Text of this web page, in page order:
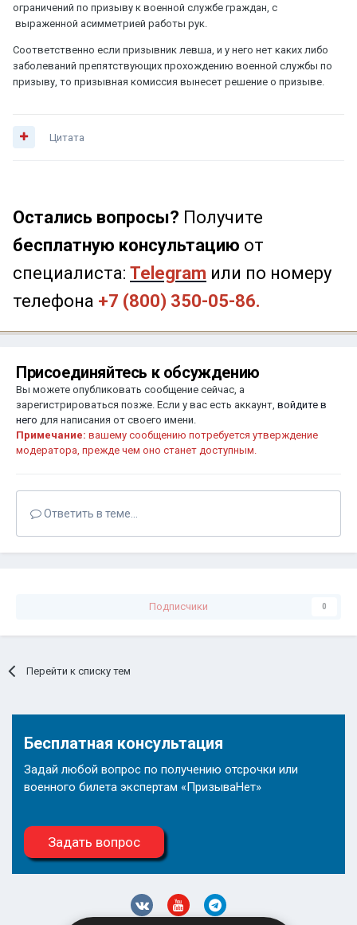
ограничений по призыву к военной службе граждан, с
выраженной асимметрией работы рук.
Соответственно если призывник левша, и у него нет каких либо
заболеваний препятствующих прохождению военной службы по
призыву, то призывная комиссия вынесет решение о призыве.
Цитата
Остались вопросы? Получите
бесплатную консультацию от
специалиста: Telegram или по номеру
телефона +7 (800) 350-05-86.
Присоединяйтесь к обсуждению
Вы можете опубликовать сообщение сейчас, а
зарегистрироваться позже. Если у вас есть аккаунт, войдите в
него для написания от своего имени.
Примечание: вашему сообщению потребуется утверждение
модератора, прежде чем оно станет доступным.
Ответить в теме...
Подписчики 0
Перейти к списку тем
Бесплатная консультация
Задай любой вопрос по получению отсрочки или
военного билета экспертам «ПризываНет»
Задать вопрос